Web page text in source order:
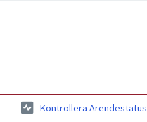
Kontrollera Ärendestatus